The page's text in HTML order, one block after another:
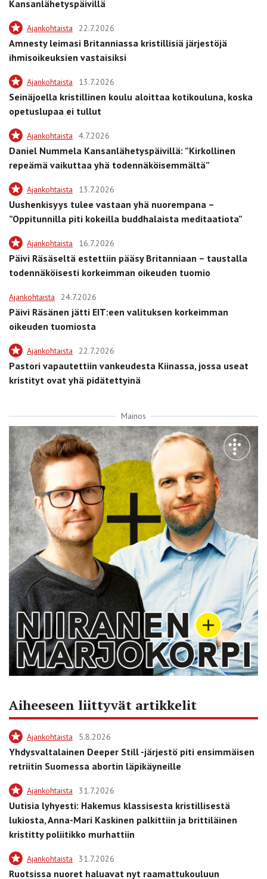
Kansanlähetyspäivillä
Ajankohtaista 22.7.2026
Amnesty leimasi Britanniassa kristillisiä järjestöjä
ihmisoikeuksien vastaisiksi
Ajankohtaista 13.7.2026
Seinäjoella kristillinen koulu aloittaa kotikouluna, koska
opetuslupaa ei tullut
Ajankohtaista 4.7.2026
Daniel Nummela Kansanlähetyspäivillä: ”Kirkollinen
repeämä vaikuttaa yhä todennäköisemmältä”
Ajankohtaista 13.7.2026
Uushenkisyys tulee vastaan yhä nuorempana –
”Oppitunnilla piti kokeilla buddhalaista meditaatiota”
Ajankohtaista 16.7.2026
Päivi Räsäseltä estettiin pääsy Britanniaan – taustalla
todennäköisesti korkeimman oikeuden tuomio
Ajankohtaista 24.7.2026
Päivi Räsänen jätti EIT:een valituksen korkeimman
oikeuden tuomiosta
Ajankohtaista 22.7.2026
Pastori vapautettiin vankeudesta Kiinassa, jossa useat
kristityt ovat yhä pidätettyinä
Mainos
Aiheeseen liittyvät artikkelit
Ajankohtaista 5.8.2026
Yhdysvaltalainen Deeper Still -järjestö piti ensimmäisen
retriitin Suomessa abortin läpikäyneille
Ajankohtaista 31.7.2026
Uutisia lyhyesti: Hakemus klassisesta kristillisestä
lukiosta, Anna-Mari Kaskinen palkittiin ja brittiläinen
kristitty poliitikko murhattiin
Ajankohtaista 31.7.2026
Ruotsissa nuoret haluavat nyt raamattukouluun